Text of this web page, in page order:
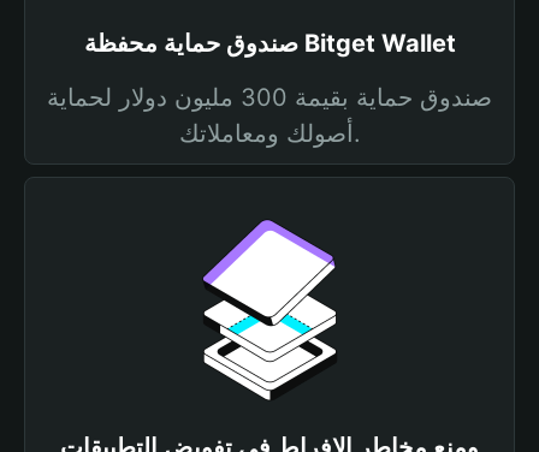
صندوق حماية محفظة Bitget Wallet
صندوق حماية بقيمة 300 مليون دولار لحماية
أصولك ومعاملاتك.